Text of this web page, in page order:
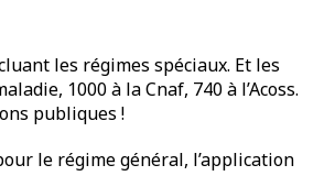
les régimes spéciaux. Et les
1000 à la Cnaf, 740 à l’Acoss.
publiques !
le régime général, l’application